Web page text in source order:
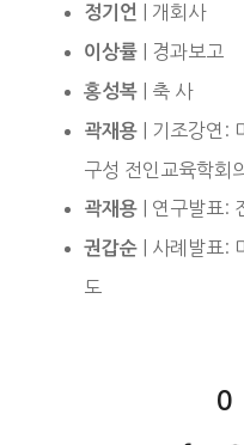
정기언 | 개회사
이상률 | 경과보고
홍성복 | 축 사
곽재용 | 기조강연:
구성 전인교육학회
곽재용 | 연구발표:
권갑순 | 사례발표:
도
0